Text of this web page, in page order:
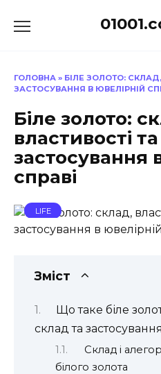
до
ГОЛОВНА » БІЛЕ ЗОЛОТО:
ЗАСТОСУВАННЯ В ЮВЕЛІРНІЙ
Біле золото:
властивості
застосування
справі
LIFE
Зміст
Що таке біле
склад та застосування
Склад і
білого золота